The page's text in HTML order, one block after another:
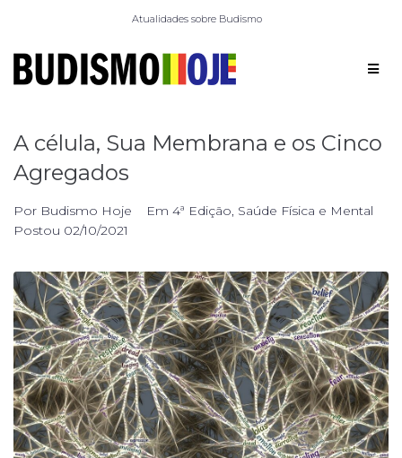
Atualidades sobre Budismo
A célula, Sua Membrana e os Cinco
Agregados
Por Budismo Hoje Em 4ª Edição, Saúde Física e Mental
Postou 02/10/2021